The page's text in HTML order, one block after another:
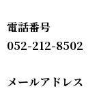
電話番号
052-212-8502
メールアドレス